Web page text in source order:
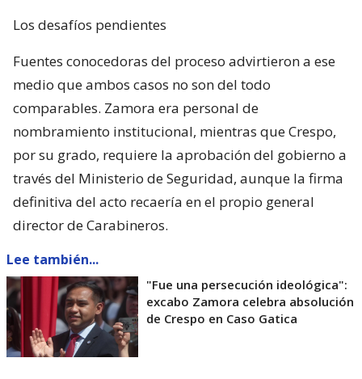
Los desafíos pendientes
Fuentes conocedoras del proceso advirtieron a ese
medio que ambos casos no son del todo
comparables. Zamora era personal de
nombramiento institucional, mientras que Crespo,
por su grado, requiere la aprobación del gobierno a
través del Ministerio de Seguridad, aunque la firma
definitiva del acto recaería en el propio general
director de Carabineros.
Lee también...
"Fue una persecución ideológica":
excabo Zamora celebra absolución
de Crespo en Caso Gatica